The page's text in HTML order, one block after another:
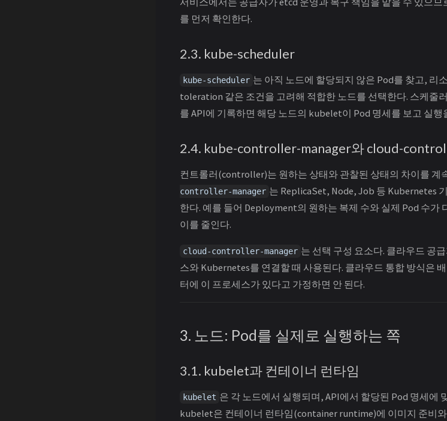
를 먼저 확인한다.
2.3. kube-scheduler
kube-scheduler 는 아직 노드에 할당되지 않은 Pod를 찾고,
toleration 같은 조건을 고려해 적합한 노드를 선택한다. 스케줄
를 API에 기록하면 해당 노드의 kubelet이 Pod 명세를 보고 실행
2.4. kube-controller-manager와 cloud-
컨트롤러(controller)는 원하는 상태와 관찰된 상태의 차이를 계
controller-manager 는 ReplicaSet, Node, Job 등 Kubernetes
한다. 예를 들어 Deployment의 원하는 복제 수와 실제 Pod 수가
이를 줄인다.
cloud-controller-manager 는 선택 구성 요소다. 클라우드 공
스와 Kubernetes를 연결할 때 사용된다. 클라우드 통합 방식은
터에 이 프로세스가 있다고 가정하면 안 된다.
3. 노드: Pod를 실제로 실행하는 쪽
3.1. kubelet과 컨테이너 런타임
kubelet 은 각 노드에서 실행되며, API에서 할당된 Pod 명세에
kubelet은 컨테이너 런타임(container runtime)에 이미지 준비